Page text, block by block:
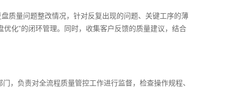
质量问题整改情况，针对反复出现的问题、关键工序的薄
化”的闭环管理。同时，收集客户反馈的质量建议，结合
，负责对全流程质量管控工作进行监督，检查操作规程、